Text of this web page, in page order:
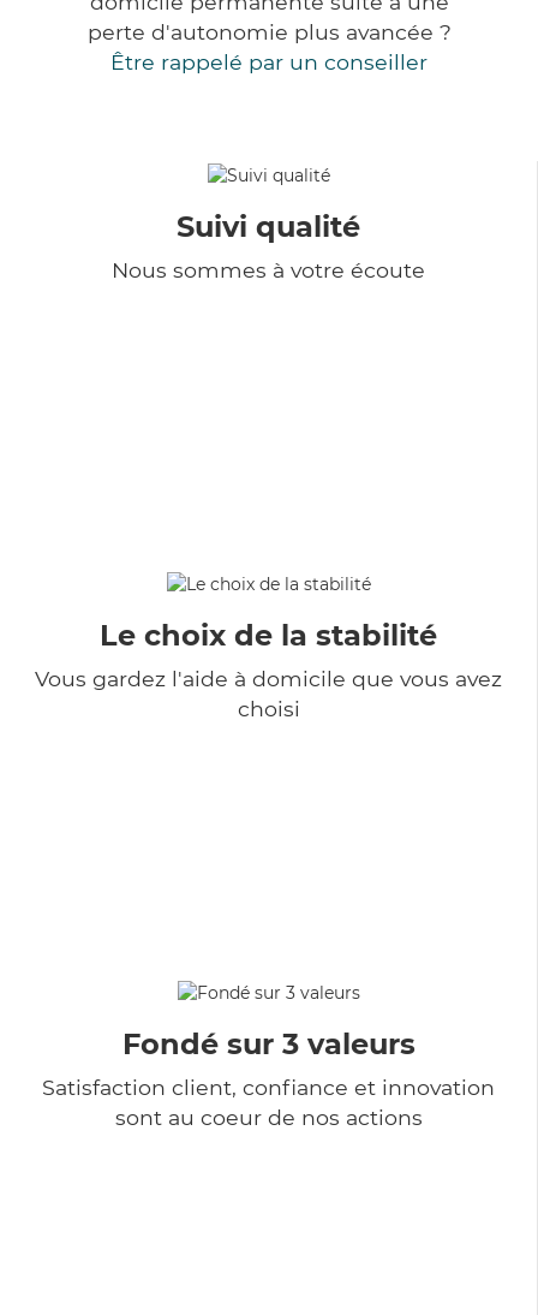
perte d'autonomie plus avancée ?
Être rappelé par un conseiller
Suivi qualité
Nous sommes à votre écoute
Le choix de la stabilité
Vous gardez l'aide à domicile que vous avez
choisi
Fondé sur 3 valeurs
Satisfaction client, confiance et innovation
sont au coeur de nos actions